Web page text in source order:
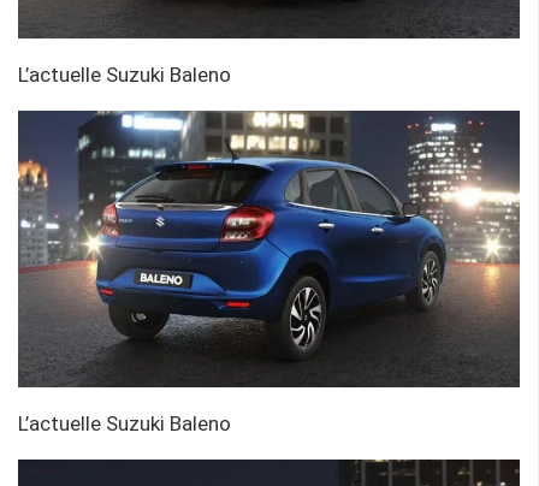
L’actuelle Suzuki Baleno
L’actuelle Suzuki Baleno